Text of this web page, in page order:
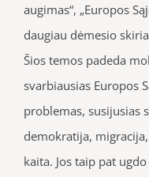
augimas“, „Europos
daugiau dėmesio
Šios temos padeda
svarbiausias Europos
problemas, susijusias
demokratija,
kaita. Jos taip pat